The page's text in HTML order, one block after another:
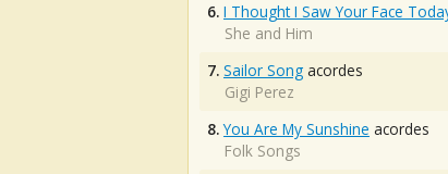
6. I Thought I Saw Your Face
She and Him
7. Sailor Song acordes
Gigi Perez
8. You Are My Sunshine acordes
Folk Songs